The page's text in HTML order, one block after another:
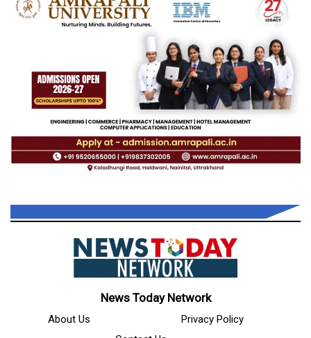
News Today Network
About Us
Privacy Policy